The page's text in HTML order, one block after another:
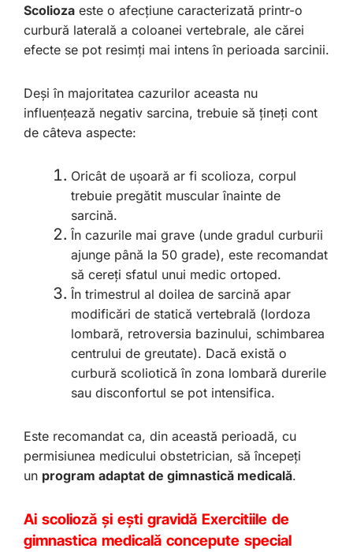
Scolioza este o afecțiune caracterizată printr-o
curbură laterală a coloanei vertebrale, ale cărei
efecte se pot resimți mai intens în perioada sarcinii.
Deși în majoritatea cazurilor aceasta nu
influențează negativ sarcina, trebuie să țineți cont
de câteva aspecte:
Oricât de ușoară ar fi scolioza, corpul
trebuie pregătit muscular înainte de
sarcină.
În cazurile mai grave (unde gradul curburii
ajunge până la 50 grade), este recomandat
să cereți sfatul unui medic ortoped.
În trimestrul al doilea de sarcină apar
modificări de statică vertebrală (lordoza
lombară, retroversia bazinului, schimbarea
centrului de greutate). Dacă există o
curbură scoliotică în zona lombară durerile
sau disconfortul se pot intensifica.
Este recomandat ca, din această perioadă, cu
permisiunea medicului obstetrician, să începeți
un program adaptat de gimnastică medicală.
Ai scolioză și ești gravidă Exercitiile de
gimnastica medicală concepute special